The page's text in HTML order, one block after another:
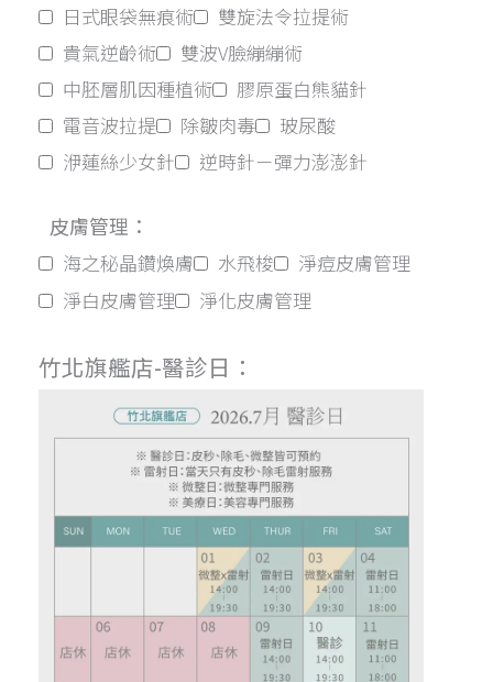
日式眼袋無痕術
雙旋法令拉提術
貴氣逆齡術
雙波V臉繃繃術
中胚層肌因種植術
膠原蛋白熊貓針
電音波拉提
除皺肉毒
玻尿酸
洢蓮絲少女針
逆時針－彈力澎澎針
皮膚管理：
海之秘晶鑽煥膚 水飛梭
淨痘皮膚管理
淨白皮膚管理
淨化皮膚管理
竹北旗艦店-醫診日：